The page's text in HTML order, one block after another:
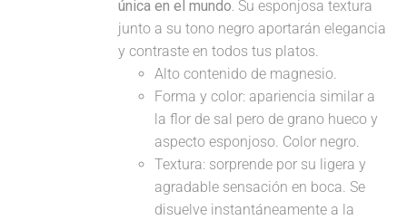
única en el mundo. Su esponjosa textura
junto a su tono negro aportarán elegancia
y contraste en todos tus platos.
Alto contenido de magnesio.
Forma y color: apariencia similar a
la flor de sal pero de grano hueco y
aspecto esponjoso. Color negro.
Textura: sorprende por su ligera y
agradable sensación en boca. Se
disuelve instantáneamente a la